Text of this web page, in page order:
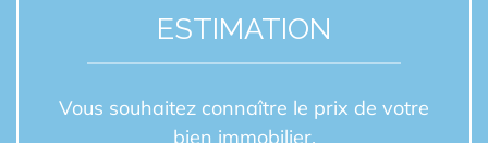
ESTIMATION
Vous souhaitez connaître le prix de votre
bien immobilier.